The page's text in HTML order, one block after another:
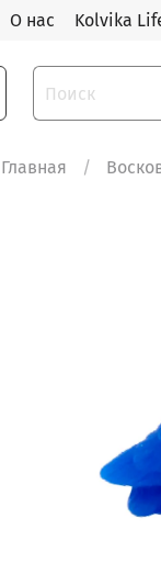
О нас Kolvika
Главная